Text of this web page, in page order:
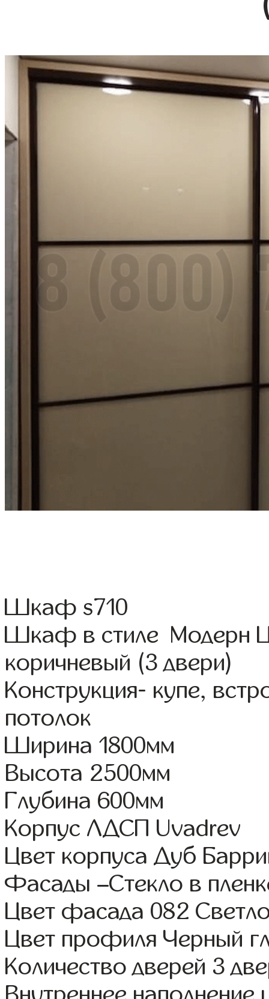
Шкаф s710
Шкаф в стиле Модерн
коричневый (3 двери)
Конструкция- купе,
потолок
Ширина 1800мм
Высота 2500мм
Глубина 600мм
Корпус ЛДСП Uvadrev
Цвет корпуса Дуб
Фасады –Стекло в
Цвет фасада 082
Цвет профиля Черный
Количество дверей 3